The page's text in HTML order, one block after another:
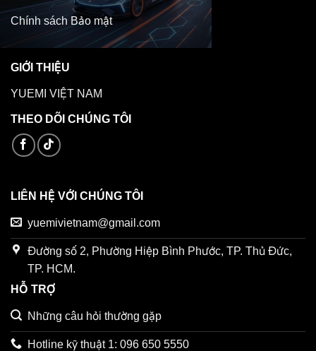
Chính sách Bảo mật
GIỚI THIỆU
YUEMI VIỆT NAM
THEO DÕI CHÚNG TÔI
LIÊN HỆ VỚI CHÚNG TÔI
yuemivietnam@gmail.com
Đường số 2, Phường Hiệp Bình Phước, TP. Thủ Đức,
TP. HCM.
HỖ TRỢ
Những câu hỏi thường gặp
Hotline kỹ thuật 1: 096 650 5550